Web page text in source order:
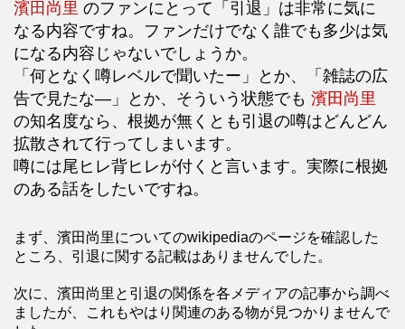
濱田尚里 のファンにとって「引退」は非常に気に
なる内容ですね。ファンだけでなく誰でも多少は気
になる内容じゃないでしょうか。
「何となく噂レベルで聞いたー」とか、「雑誌の広
告で見たな―」とか、そういう状態でも 濱田尚里
の知名度なら、根拠が無くとも引退の噂はどんどん
拡散されて行ってしまいます。
噂には尾ヒレ背ヒレが付くと言います。実際に根拠
のある話をしたいですね。
まず、濱田尚里についてのwikipediaのページを確認した
ところ、引退に関する記載はありませんでした。
次に、濱田尚里と引退の関係を各メディアの記事から調べ
ましたが、これもやはり関連のある物が見つかりませんで